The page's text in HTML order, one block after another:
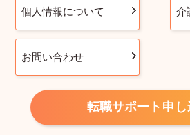
個人情報について 介
お問い合わせ
転職サポート申し